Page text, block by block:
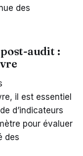
des
audit :
il est essentiel
d’indicateurs
pour évaluer
des